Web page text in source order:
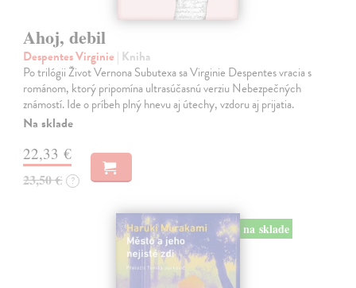
Ahoj, debil
Despentes Virginie | Kniha
Po trilógii Život Vernona Subutexa sa Virginie Despentes vracia s
románom, ktorý pripomína ultrasúčasnú verziu Nebezpečných
známostí. Ide o príbeh plný hnevu aj útechy, vzdoru aj prijatia.
Na sklade
22,33 €
23,50 € ?
na sklade